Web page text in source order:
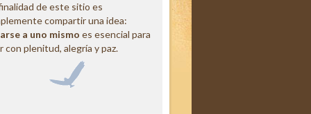
de este sitio es
compartir una idea:
a uno mismo es esencial para
con plenitud, alegría y paz.